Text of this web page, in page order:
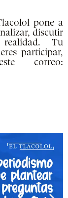
pone a
discutir
Tu
participar,
correo: